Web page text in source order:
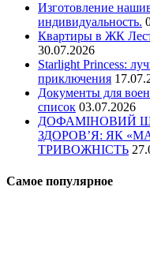
Изготовление
индивидуальность.
Квартиры в ЖК
30.07.2026
Starlight Princess:
приключения
Документы для
список 03.07.2026
ДОФАМІНОВИЙ
ЗДОРОВ’Я: ЯК
ТРИВОЖНІСТЬ
Самое популярное